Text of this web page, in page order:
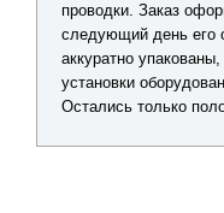
проводки. Заказ
следующий день его
аккуратно
установки
Остались только